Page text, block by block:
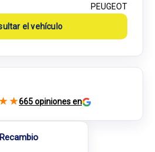
PEUGEOT
el vehículo
★665 opiniones en